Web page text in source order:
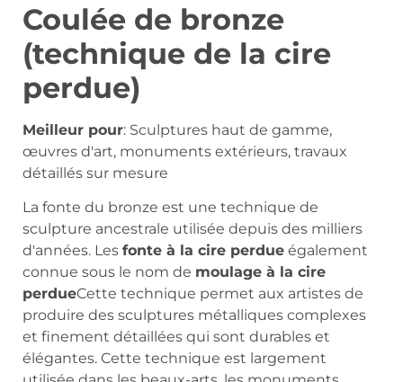
Coulée de bronze
(technique de la cire
perdue)
Meilleur pour: Sculptures haut de gamme,
œuvres d'art, monuments extérieurs, travaux
détaillés sur mesure
La fonte du bronze est une technique de
sculpture ancestrale utilisée depuis des milliers
d'années. Les fonte à la cire perdue également
connue sous le nom de moulage à la cire
perdueCette technique permet aux artistes de
produire des sculptures métalliques complexes
et finement détaillées qui sont durables et
élégantes. Cette technique est largement